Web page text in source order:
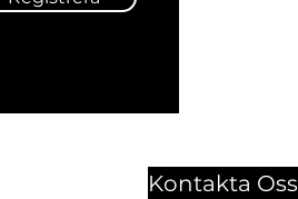
Kontakta Oss